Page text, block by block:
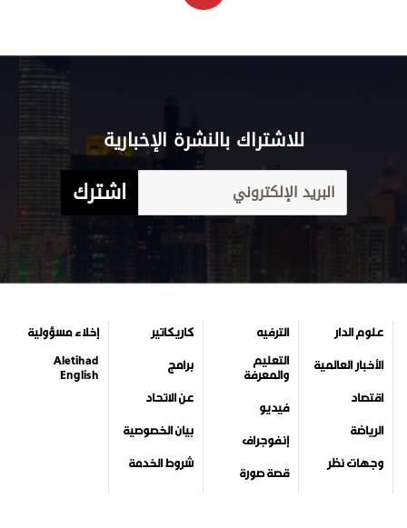
للاشتراك بالنشرة الإخبارية
اشترك
علوم الدار
الأخبار العالمية
اقتصاد
الرياضة
وجهات نظر
الترفيه
التعليم
والمعرفة
فيديو
إنفوجراف
قصة صورة
كاريكاتير
برامج
عن الاتحاد
بيان الخصوصية
شروط الخدمة
إخلاء مسؤولية
Aletihad
English